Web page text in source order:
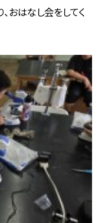
おはなし会をしてく